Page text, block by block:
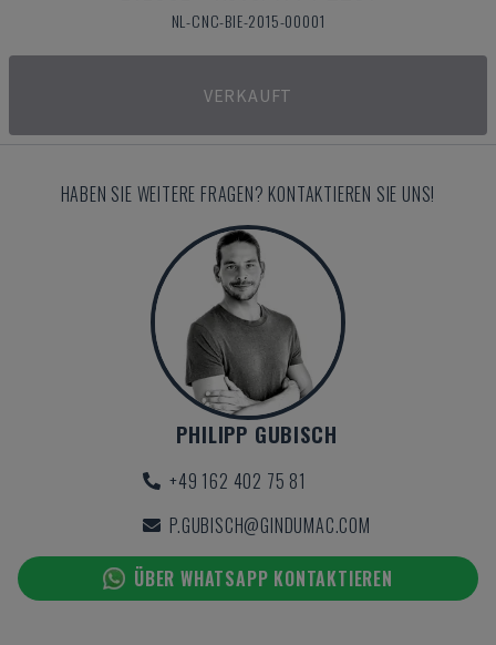
NL-CNC-BIE-2015-00001
VERKAUFT
HABEN SIE WEITERE FRAGEN? KONTAKTIEREN SIE UNS!
PHILIPP GUBISCH
+49 162 402 75 81
P.GUBISCH@GINDUMAC.COM
ÜBER WHATSAPP KONTAKTIEREN